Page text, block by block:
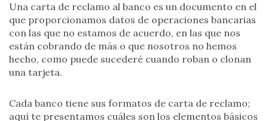
Una carta de reclamo al banco es un documento en el
que proporcionamos datos de operaciones bancarias
con las que no estamos de acuerdo, en las que nos
están cobrando de más o que nosotros no hemos
hecho, como puede sucederé cuando roban o clonan
una tarjeta.
Cada banco tiene sus formatos de carta de reclamo;
aquí te presentamos cuáles son los elementos básicos